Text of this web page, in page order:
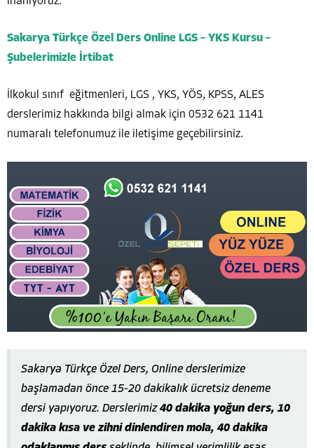
Sakarya Türkçe Özel Ders Online LGS – YKS Kursu –
Şubelerimizle İrtibat
İlkokul sınıf eğitmenleri, LGS , YKS, YÖS, KPSS, ALES
derslerimiz hakkında bilgi almak için 0532 621 1141
numaralı telefonumuz ile iletişime geçebilirsiniz.
Sakarya Türkçe Özel Ders, Online derslerimize
başlamadan önce 15-20 dakikalık ücretsiz deneme
dersi yapıyoruz. Derslerimiz40 dakika yoğun ders, 10
dakika kısa ve zihni dinlendiren mola, 40 dakika